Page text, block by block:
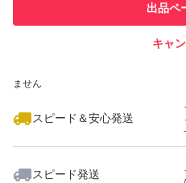
へ進化。
肌表面をやわらかくほぐす
極限まで摩擦を抑えるため
8種の美容オイルで素肌の透
濡れた手でも使える。W洗顔
ません
スピード＆安心発送
スピード発送
出品ペ
キャ